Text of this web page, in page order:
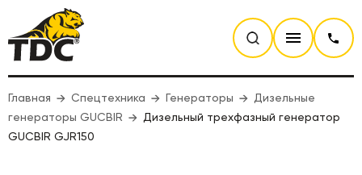
Главная Спецтехника Генераторы
Дизельные
генераторы GUCBIR
Дизельный трехфазный генератор
GUCBIR GJR150